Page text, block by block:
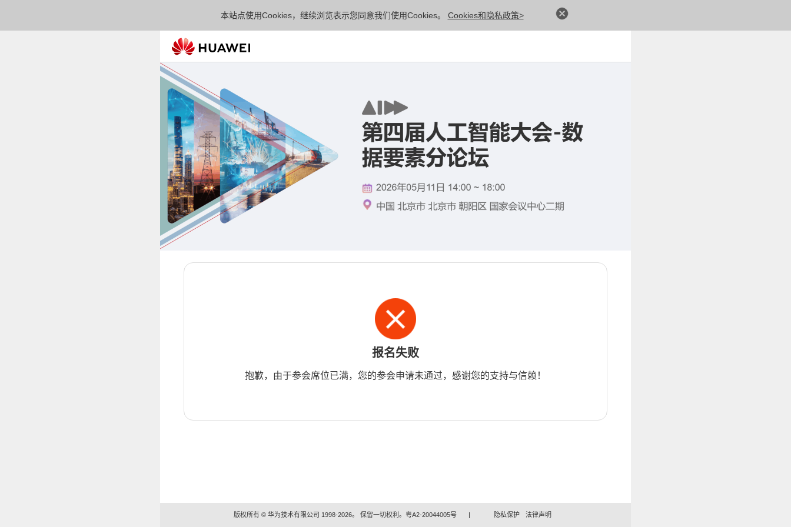
本站点使用Cookies，继续浏览表示您同意我们使用Cookies。 Cookies和隐私政策>
报名失败
抱歉，由于参会席位已满，您的参会申请未通过，感谢您的支持与信赖！
版权所有 © 华为技术有限公司 1998-2026。 保留一切权利。粤A2-20044005号 | 隐私保护 法律声明